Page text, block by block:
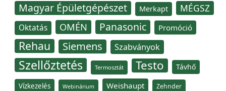
Magyar Épületgépészet Merkapt MÉGSZ
Oktatás OMÉN Panasonic Promóció
Rehau Siemens Szabványok
Szellőztetés Termosztát Testo Távhő
Vízkezelés Webinárium Weishaupt Zehnder